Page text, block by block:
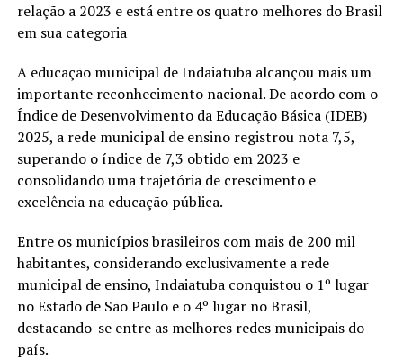
relação a 2023 e está entre os quatro melhores do Brasil
em sua categoria
A educação municipal de Indaiatuba alcançou mais um
importante reconhecimento nacional. De acordo com o
Índice de Desenvolvimento da Educação Básica (IDEB)
2025, a rede municipal de ensino registrou nota 7,5,
superando o índice de 7,3 obtido em 2023 e
consolidando uma trajetória de crescimento e
excelência na educação pública.
Entre os municípios brasileiros com mais de 200 mil
habitantes, considerando exclusivamente a rede
municipal de ensino, Indaiatuba conquistou o 1º lugar
no Estado de São Paulo e o 4º lugar no Brasil,
destacando-se entre as melhores redes municipais do
país.